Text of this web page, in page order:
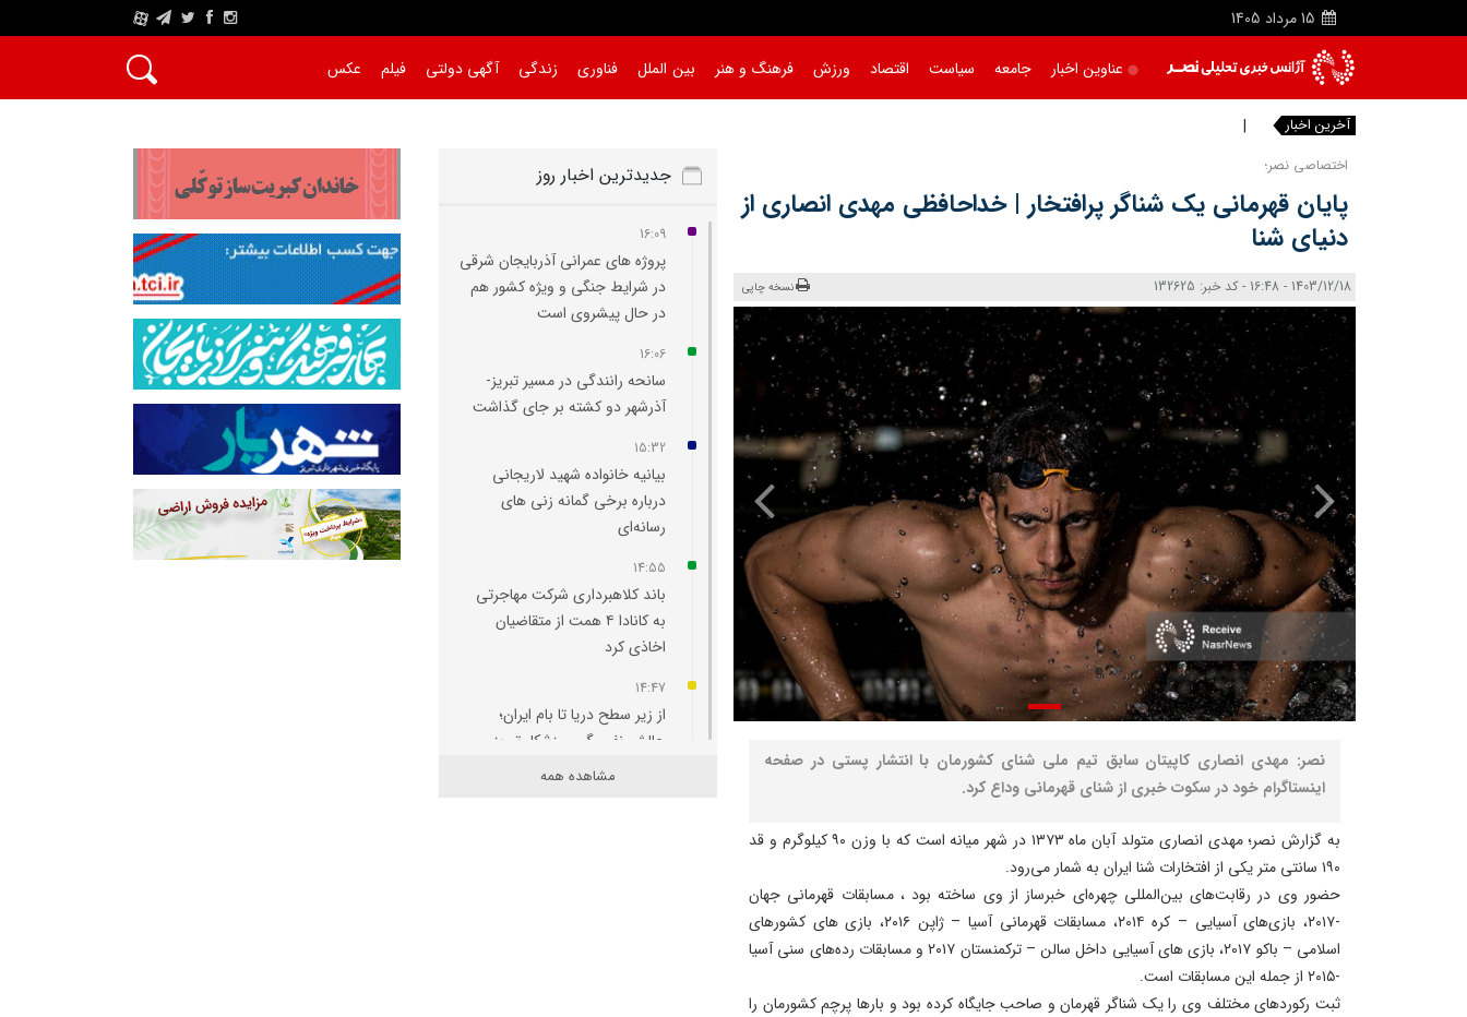
15 مرداد 1405
A
عناوین اخبار جامعه سیاست اقتصاد ورزش فرهنگ و هنر بین الملل فناوری زندگی آگهی دولتی فیلم عکس
آخرین اخبار س
اختصاصی نصر؛
پایان قهرمانی یک شناگر پرافتخار | خداحافظی مهدی انصاری از
دنیای شنا
1403/12/18 - 16:48 - کد خبر: 132625 نسخه چاپی
نصر: مهدی انصاری کاپیتان سابق تیم ملی شنای کشورمان با انتشار پستی در صفحه
اینستاگرام خود در سکوت خبری از شنای قهرمانی وداع کرد.
به گزارش نصر؛ مهدی انصاری متولد آبان ماه ۱۳۷۳ در شهر میانه است که با وزن ۹۰ کیلوگرم و قد
۱۹۰ سانتی متر یکی از افتخارات شنا ایران به شمار می‌رود.
حضور وی در رقابت‌های بین‌المللی چهره‌ای خبرساز از وی ساخته بود ، مسابقات قهرمانی جهان
-۲۰۱۷، بازی‌های آسیایی – کره ۲۰۱۴، مسابقات قهرمانی آسیا – ژاپن ۲۰۱۶، بازی های کشورهای
اسلامی – باکو ۲۰۱۷، بازی های آسیایی داخل سالن – ترکمنستان ۲۰۱۷ و مسابقات رده‌های سنی آسیا
-۲۰۱۵ از جمله این مسابقات است.
ثبت رکوردهای مختلف وی را یک شناگر قهرمان و صاحب جایگاه کرده بود و بارها پرچم کشورمان را
جدیدترین اخبار روز
16:09
پروژه‌ های عمرانی آذربایجان شرقی
در شرایط جنگی و ویژه کشور هم
در حال پیشروی است
16:06
سانحه رانندگی در مسیر تبریز-
آذرشهر دو کشته بر جای گذاشت
15:32
بیانیه خانواده شهید لاریجانی
درباره برخی گمانه‌ زنی‌ های
رسانه‌ای
14:55
باند کلاهبرداری شرکت مهاجرتی
به کانادا ۴ همت از متقاضیان
اخاذی کرد
14:47
از زیر سطح دریا تا بام ایران؛
چالش نفس‌گیر ورزشکار تبریزی
مشاهده همه